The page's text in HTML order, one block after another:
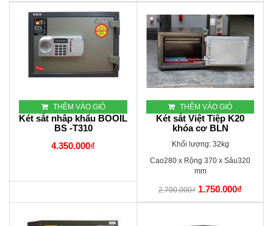
THÊM VÀO GIỎ
Két sắt nhâp khẩu BOOIL
BS -T310
4.350.000₫
THÊM VÀO GIỎ
Két sắt Việt Tiệp K20
khóa cơ BLN
Khối lượng: 32kg
Cao280 x Rộng 370 x Sâu320
mm
2.700.000₫ 1.750.000₫